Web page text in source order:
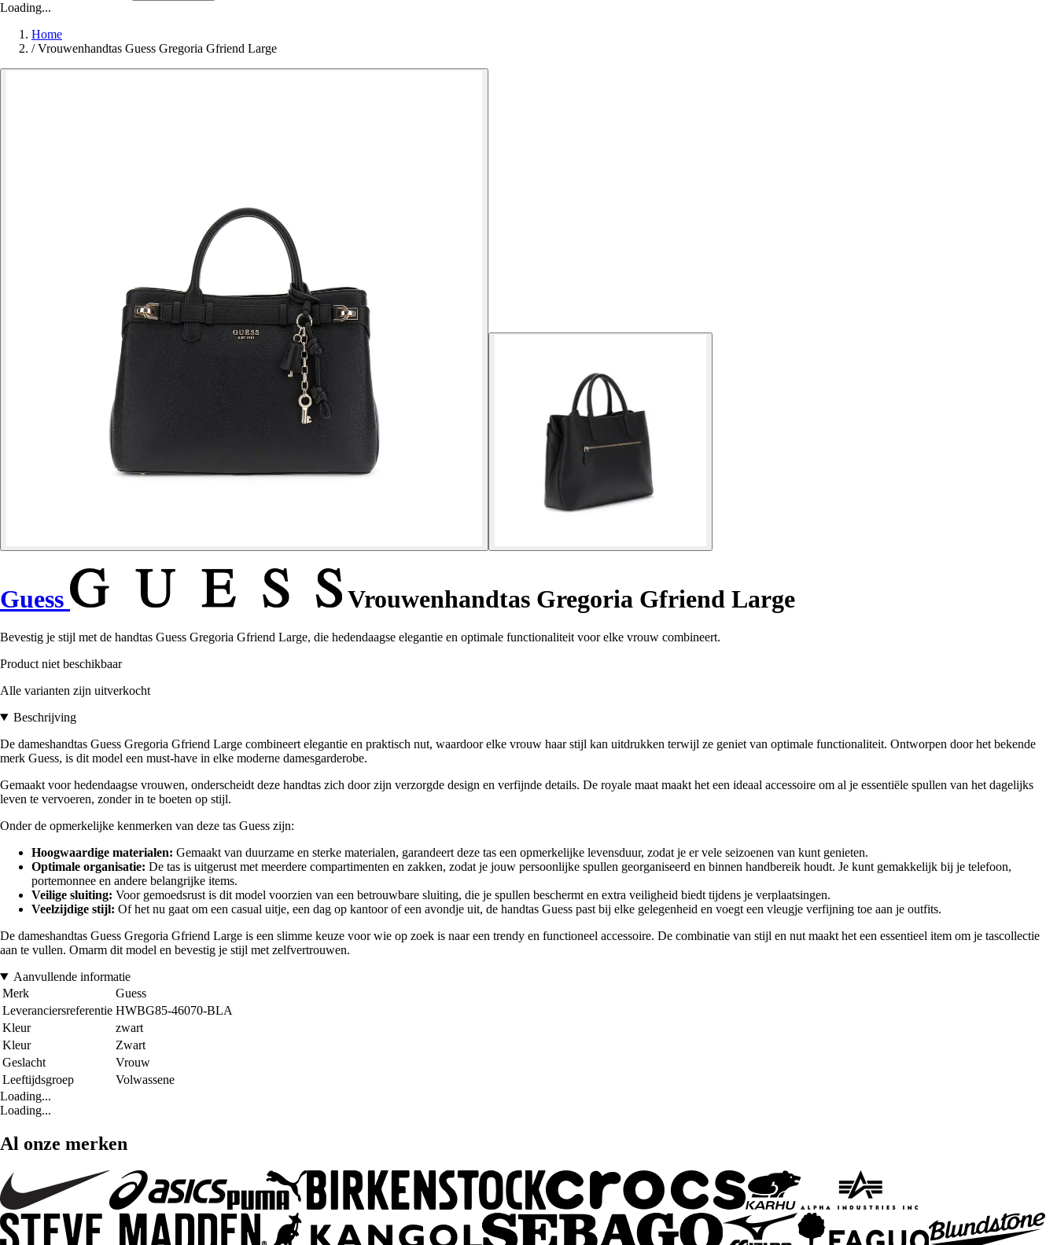
Loading...
Home
/ Vrouwenhandtas Guess Gregoria Gfriend Large
Guess Vrouwenhandtas Gregoria Gfriend Large
Bevestig je stijl met de handtas Guess Gregoria Gfriend Large, die hedendaagse elegantie en optimale functionaliteit voor elke vrouw combineert.
Product niet beschikbaar
Alle varianten zijn uitverkocht
Beschrijving
De dameshandtas Guess Gregoria Gfriend Large combineert elegantie en praktisch nut, waardoor elke vrouw haar stijl kan uitdrukken terwijl ze geniet van optimale functionaliteit. Ontworpen door het bekende
merk Guess, is dit model een must-have in elke moderne damesgarderobe.
Gemaakt voor hedendaagse vrouwen, onderscheidt deze handtas zich door zijn verzorgde design en verfijnde details. De royale maat maakt het een ideaal accessoire om al je essentiële spullen van het dagelijks
leven te vervoeren, zonder in te boeten op stijl.
Onder de opmerkelijke kenmerken van deze tas Guess zijn:
Hoogwaardige materialen: Gemaakt van duurzame en sterke materialen, garandeert deze tas een opmerkelijke levensduur, zodat je er vele seizoenen van kunt genieten.
Optimale organisatie: De tas is uitgerust met meerdere compartimenten en zakken, zodat je jouw persoonlijke spullen georganiseerd en binnen handbereik houdt. Je kunt gemakkelijk bij je telefoon,
portemonnee en andere belangrijke items.
Veilige sluiting: Voor gemoedsrust is dit model voorzien van een betrouwbare sluiting, die je spullen beschermt en extra veiligheid biedt tijdens je verplaatsingen.
Veelzijdige stijl: Of het nu gaat om een casual uitje, een dag op kantoor of een avondje uit, de handtas Guess past bij elke gelegenheid en voegt een vleugje verfijning toe aan je outfits.
De dameshandtas Guess Gregoria Gfriend Large is een slimme keuze voor wie op zoek is naar een trendy en functioneel accessoire. De combinatie van stijl en nut maakt het een essentieel item om je tascollectie
aan te vullen. Omarm dit model en bevestig je stijl met zelfvertrouwen.
Aanvullende informatie
Merk
Guess
Leveranciersreferentie HWBG85-46070-BLA
Kleur
zwart
Kleur
Zwart
Geslacht
Vrouw
Leeftijdsgroep
Volwassene
Loading...
Loading...
Al onze merken